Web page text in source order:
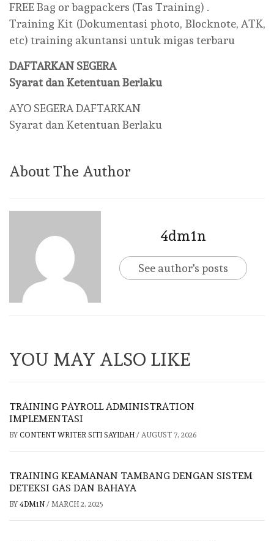
FREE Bag or bagpackers (Tas Training) .
Training Kit (Dokumentasi photo, Blocknote, ATK,
etc) training akuntansi untuk migas terbaru
DAFTARKAN SEGERA
Syarat dan Ketentuan Berlaku
AYO SEGERA DAFTARKAN
Syarat dan Ketentuan Berlaku
About The Author
4dm1n
See author's posts
YOU MAY ALSO LIKE
TRAINING PAYROLL ADMINISTRATION
IMPLEMENTASI
BY CONTENT WRITER SITI SAYIDAH / AUGUST 7, 2026
TRAINING KEAMANAN TAMBANG DENGAN SISTEM
DETEKSI GAS DAN BAHAYA
BY 4DM1N / MARCH 2, 2025